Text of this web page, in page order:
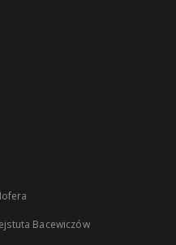
Bacewiczów